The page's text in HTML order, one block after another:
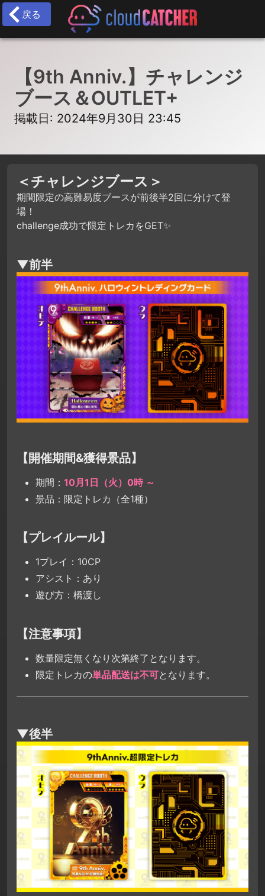
戻る
【9th Anniv.】チャレンジ
ブース＆OUTLET+
掲載日: 2024年9月30日 23:45
＜チャレンジブース＞
期間限定の高難易度ブースが前後半2回に分けて登
場！
challenge成功で限定トレカをGET✨
▼前半
【開催期間&獲得景品】
期間： 10月1日（火）0時 ～
景品：限定トレカ（全1種）
【プレイルール】
1プレイ：10CP
アシスト：あり
遊び方：橋渡し
【注意事項】
数量限定無くなり次第終了となります。
限定トレカの単品配送は不可となります。
▼後半